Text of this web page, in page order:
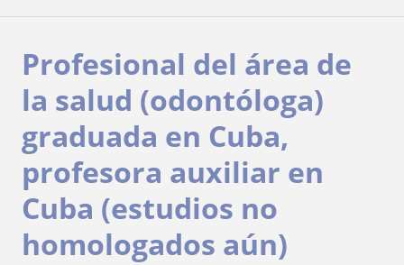
Profesional del área de
la salud (odontóloga)
graduada en Cuba,
profesora auxiliar en
Cuba (estudios no
homologados aún)